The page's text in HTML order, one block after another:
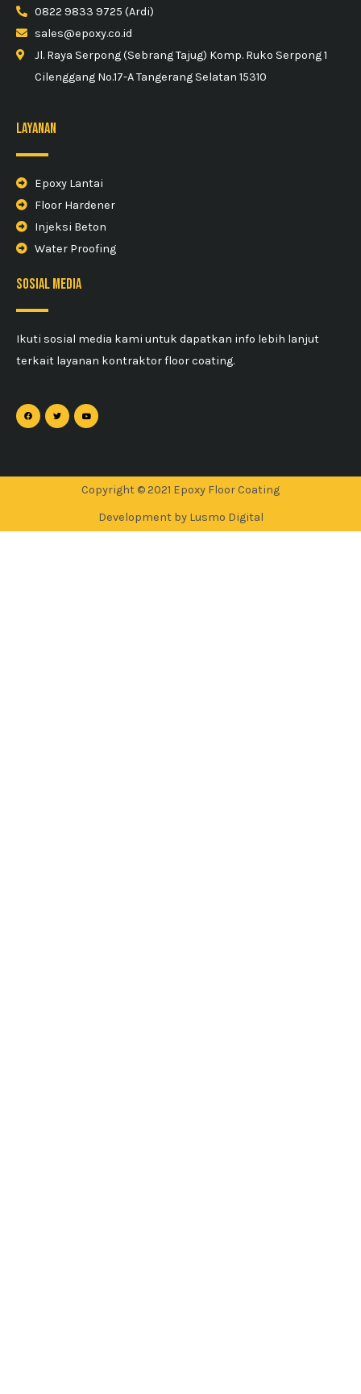
0822 9833 9725 (Ardi)
sales@epoxy.co.id
Jl. Raya Serpong (Sebrang Tajug) Komp. Ruko Serpong 1
Cilenggang No.17-A Tangerang Selatan 15310
Layanan
Epoxy Lantai
Floor Hardener
Injeksi Beton
Water Proofing
sosial media
Ikuti sosial media kami untuk dapatkan info lebih lanjut
terkait layanan kontraktor floor coating.
Copyright © 2021 Epoxy Floor Coating
Development by Lusmo Digital